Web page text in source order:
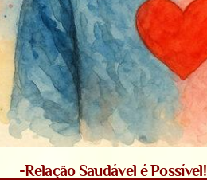
-Relação Saudável é